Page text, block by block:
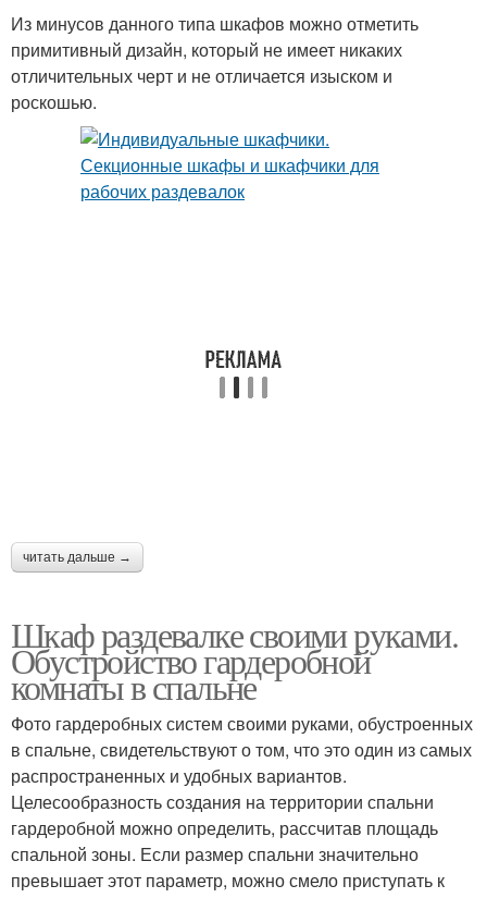
Из минусов данного типа шкафов можно отметить
примитивный дизайн, который не имеет никаких
отличительных черт и не отличается изыском и
роскошью.
читать дальше →
Шкаф раздевалке своими руками.
Обустройство гардеробной
комнаты в спальне
Фото гардеробных систем своими руками, обустроенных
в спальне, свидетельствуют о том, что это один из самых
распространенных и удобных вариантов.
Целесообразность создания на территории спальни
гардеробной можно определить, рассчитав площадь
спальной зоны. Если размер спальни значительно
превышает этот параметр, можно смело приступать к